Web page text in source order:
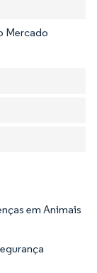
Mercado
em Animais